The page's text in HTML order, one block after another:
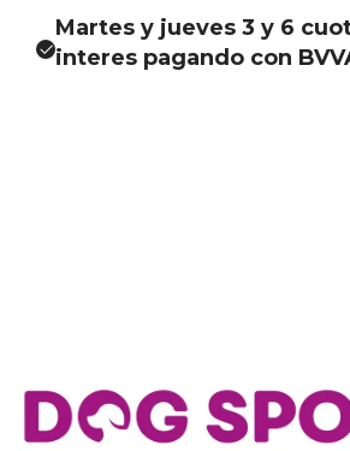
Martes y jueves 3 y 6
interes pagando con